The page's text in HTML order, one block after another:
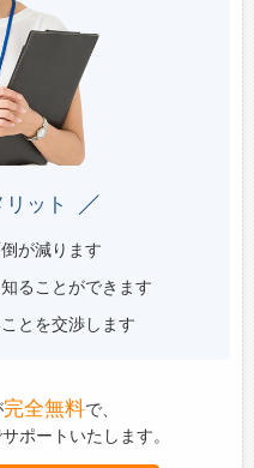
ット
が減ります
ることができます
とを交渉します
完全無料で、
ポートいたします。